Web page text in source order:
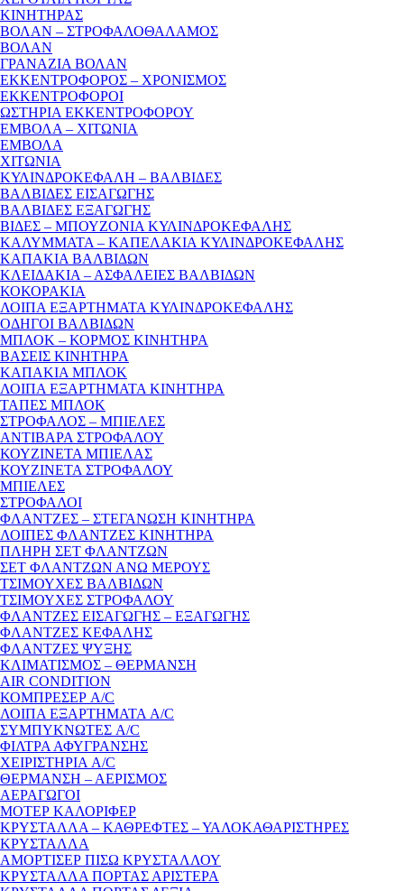
ΚΙΝΗΤΗΡΑΣ
ΒΟΛΑΝ – ΣΤΡΟΦΑΛΟΘΑΛΑΜΟΣ
ΒΟΛΑΝ
ΓΡΑΝΑΖΙΑ ΒΟΛΑΝ
ΕΚΚΕΝΤΡΟΦΟΡΟΣ – ΧΡΟΝΙΣΜΟΣ
ΕΚΚΕΝΤΡΟΦΟΡΟΙ
ΩΣΤΗΡΙΑ ΕΚΚΕΝΤΡΟΦΟΡΟΥ
ΕΜΒΟΛΑ – ΧΙΤΩΝΙΑ
ΕΜΒΟΛΑ
ΧΙΤΩΝΙΑ
ΚΥΛΙΝΔΡΟΚΕΦΑΛΗ – ΒΑΛΒΙΔΕΣ
ΒΑΛΒΙΔΕΣ ΕΙΣΑΓΩΓΗΣ
ΒΑΛΒΙΔΕΣ ΕΞΑΓΩΓΗΣ
ΒΙΔΕΣ – ΜΠΟΥΖΟΝΙΑ ΚΥΛΙΝΔΡΟΚΕΦΑΛΗΣ
ΚΑΛΥΜΜΑΤΑ – ΚΑΠΕΛΑΚΙΑ ΚΥΛΙΝΔΡΟΚΕΦΑΛΗΣ
ΚΑΠΑΚΙΑ ΒΑΛΒΙΔΩΝ
ΚΛΕΙΔΑΚΙΑ – ΑΣΦΑΛΕΙΕΣ ΒΑΛΒΙΔΩΝ
ΚΟΚΟΡΑΚΙΑ
ΛΟΙΠΑ ΕΞΑΡΤΗΜΑΤΑ ΚΥΛΙΝΔΡΟΚΕΦΑΛΗΣ
ΟΔΗΓΟΙ ΒΑΛΒΙΔΩΝ
ΜΠΛΟΚ – ΚΟΡΜΟΣ ΚΙΝΗΤΗΡΑ
ΒΑΣΕΙΣ ΚΙΝΗΤΗΡΑ
ΚΑΠΑΚΙΑ ΜΠΛΟΚ
ΛΟΙΠΑ ΕΞΑΡΤΗΜΑΤΑ ΚΙΝΗΤΗΡΑ
ΤΑΠΕΣ ΜΠΛΟΚ
ΣΤΡΟΦΑΛΟΣ – ΜΠΙΕΛΕΣ
ΑΝΤΙΒΑΡΑ ΣΤΡΟΦΑΛΟΥ
ΚΟΥΖΙΝΕΤΑ ΜΠΙΕΛΑΣ
ΚΟΥΖΙΝΕΤΑ ΣΤΡΟΦΑΛΟΥ
ΜΠΙΕΛΕΣ
ΣΤΡΟΦΑΛΟΙ
ΦΛΑΝΤΖΕΣ – ΣΤΕΓΑΝΩΣΗ ΚΙΝΗΤΗΡΑ
ΛΟΙΠΕΣ ΦΛΑΝΤΖΕΣ ΚΙΝΗΤΗΡΑ
ΠΛΗΡΗ ΣΕΤ ΦΛΑΝΤΖΩΝ
ΣΕΤ ΦΛΑΝΤΖΩΝ ΑΝΩ ΜΕΡΟΥΣ
ΤΣΙΜΟΥΧΕΣ ΒΑΛΒΙΔΩΝ
ΤΣΙΜΟΥΧΕΣ ΣΤΡΟΦΑΛΟΥ
ΦΛΑΝΤΖΕΣ ΕΙΣΑΓΩΓΗΣ – ΕΞΑΓΩΓΗΣ
ΦΛΑΝΤΖΕΣ ΚΕΦΑΛΗΣ
ΦΛΑΝΤΖΕΣ ΨΥΞΗΣ
ΚΛΙΜΑΤΙΣΜΟΣ – ΘΕΡΜΑΝΣΗ
AIR CONDITION
ΚΟΜΠΡΕΣΕΡ A/C
ΛΟΙΠΑ ΕΞΑΡΤΗΜΑΤΑ A/C
ΣΥΜΠΥΚΝΩΤΕΣ A/C
ΦΙΛΤΡΑ ΑΦΥΓΡΑΝΣΗΣ
ΧΕΙΡΙΣΤΗΡΙΑ A/C
ΘΕΡΜΑΝΣΗ – ΑΕΡΙΣΜΟΣ
ΑΕΡΑΓΩΓΟΙ
ΜΟΤΕΡ ΚΑΛΟΡΙΦΕΡ
ΚΡΥΣΤΑΛΛΑ – ΚΑΘΡΕΦΤΕΣ – ΥΑΛΟΚΑΘΑΡΙΣΤΗΡΕΣ
ΚΡΥΣΤΑΛΛΑ
ΑΜΟΡΤΙΣΕΡ ΠΙΣΩ ΚΡΥΣΤΑΛΛΟΥ
ΚΡΥΣΤΑΛΛΑ ΠΟΡΤΑΣ ΑΡΙΣΤΕΡΑ